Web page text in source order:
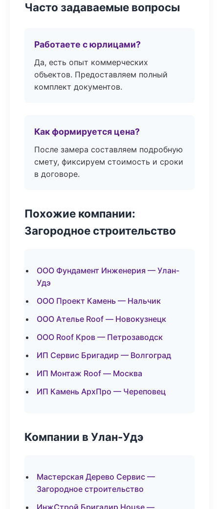
Часто задаваемые вопросы
Работаете с юрлицами?
Да, есть опыт коммерческих
объектов. Предоставляем полный
комплект документов.
Как формируется цена?
После замера составляем подробную
смету, фиксируем стоимость и сроки
в договоре.
Похожие компании:
Загородное строительство
ООО Фундамент Инженерия — Улан-
Удэ
ООО Проект Камень — Нальчик
ООО Ателье Roof — Новокузнецк
ООО Roof Кров — Петрозаводск
ИП Сервис Бригадир — Волгоград
ИП Монтаж Roof — Москва
ИП Камень АрхПро — Череповец
Компании в Улан-Удэ
Мастерская Дерево Сервис —
Загородное строительство
ИнжСтрой Бригадир House —